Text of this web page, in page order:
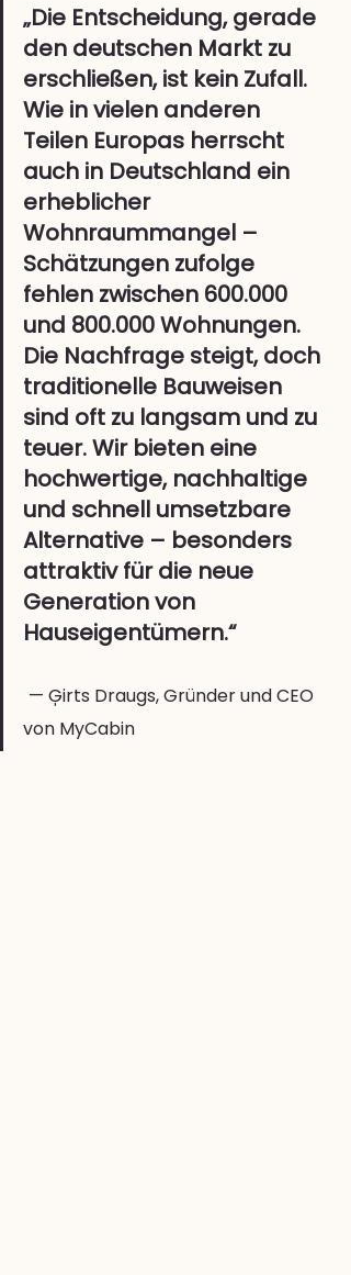
„Die Entscheidung, gerade
den deutschen Markt zu
erschließen, ist kein Zufall.
Wie in vielen anderen
Teilen Europas herrscht
auch in Deutschland ein
erheblicher
Wohnraummangel –
Schätzungen zufolge
fehlen zwischen 600.000
und 800.000 Wohnungen.
Die Nachfrage steigt, doch
traditionelle Bauweisen
sind oft zu langsam und zu
teuer. Wir bieten eine
hochwertige, nachhaltige
und schnell umsetzbare
Alternative – besonders
attraktiv für die neue
Generation von
Hauseigentümern.“
— Ģirts Draugs, Gründer und CEO
von MyCabin